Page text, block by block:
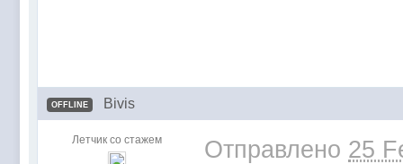
OFFLINE Bivis
Летчик со стажем Отправлено 25